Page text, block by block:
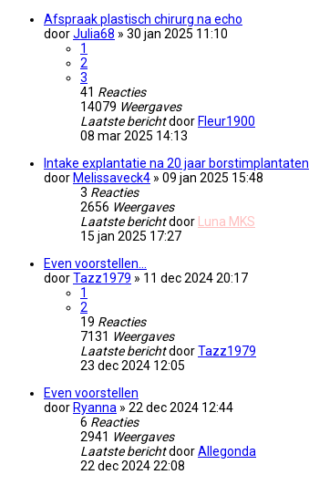
Afspraak plastisch chirurg na echo
doorJulia68 » 30 jan 2025 11:10
1
2
3
41 Reacties
14079 Weergaves
Laatste berichtdoor Fleur1900
08 mar 2025 14:13
Intake explantatie na 20 jaar borstimplantaten
door Melissaveck4 » 09 jan 2025 15:48
3 Reacties
2656 Weergaves
Laatste berichtdoor
Luna MKS
15 jan 2025 17:27
Even voorstellen…
doorTazz1979 » 11 dec 2024 20:17
1
2
19 Reacties
7131 Weergaves
Laatste berichtdoorTazz1979
23 dec 2024 12:05
Even voorstellen
door Ryanna » 22 dec 2024 12:44
6 Reacties
2941 Weergaves
Laatste berichtdoorAllegonda
22 dec 2024 22:08